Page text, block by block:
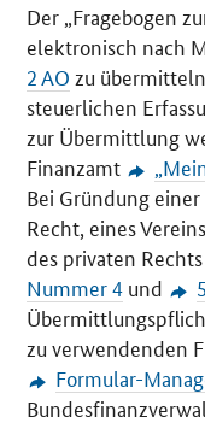
Der „Fragebogen
elektronisch nach
2 AO zu
steuerlichen
zur Übermittlung
Finanzamt
Bei Gründung
Recht, eines
des privaten
Nummer 4 und
zu verwendenden
Formular-